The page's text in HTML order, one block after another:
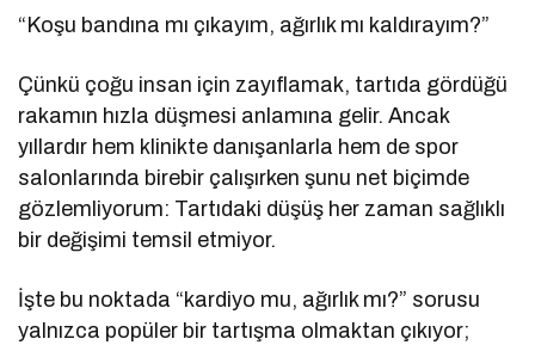
“Koşu bandına mı çıkayım, ağırlık mı kaldırayım?”
Çünkü çoğu insan için zayıflamak, tartıda gördüğü
rakamın hızla düşmesi anlamına gelir. Ancak
yıllardır hem klinikte danışanlarla hem de spor
salonlarında birebir çalışırken şunu net biçimde
gözlemliyorum: Tartıdaki düşüş her zaman sağlıklı
bir değişimi temsil etmiyor.
İşte bu noktada “kardiyo mu, ağırlık mı?” sorusu
yalnızca popüler bir tartışma olmaktan çıkıyor;